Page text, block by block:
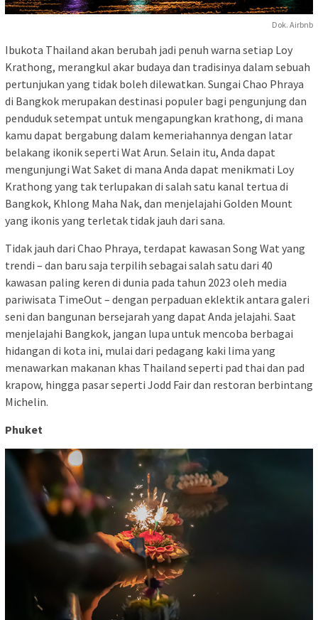
Dok. Airbnb
Ibukota Thailand akan berubah jadi penuh warna setiap Loy
Krathong, merangkul akar budaya dan tradisinya dalam sebuah
pertunjukan yang tidak boleh dilewatkan. Sungai Chao Phraya
di Bangkok merupakan destinasi populer bagi pengunjung dan
penduduk setempat untuk mengapungkan krathong, di mana
kamu dapat bergabung dalam kemeriahannya dengan latar
belakang ikonik seperti Wat Arun. Selain itu, Anda dapat
mengunjungi Wat Saket di mana Anda dapat menikmati Loy
Krathong yang tak terlupakan di salah satu kanal tertua di
Bangkok, Khlong Maha Nak, dan menjelajahi Golden Mount
yang ikonis yang terletak tidak jauh dari sana.
Tidak jauh dari Chao Phraya, terdapat kawasan Song Wat yang
trendi – dan baru saja terpilih sebagai salah satu dari 40
kawasan paling keren di dunia pada tahun 2023 oleh media
pariwisata TimeOut – dengan perpaduan eklektik antara galeri
seni dan bangunan bersejarah yang dapat Anda jelajahi. Saat
menjelajahi Bangkok, jangan lupa untuk mencoba berbagai
hidangan di kota ini, mulai dari pedagang kaki lima yang
menawarkan makanan khas Thailand seperti pad thai dan pad
krapow, hingga pasar seperti Jodd Fair dan restoran berbintang
Michelin.
Phuket